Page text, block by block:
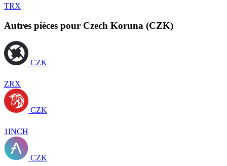
TRX
Autres pièces pour Czech Koruna (CZK)
CZK
ZRX
CZK
1INCH
CZK